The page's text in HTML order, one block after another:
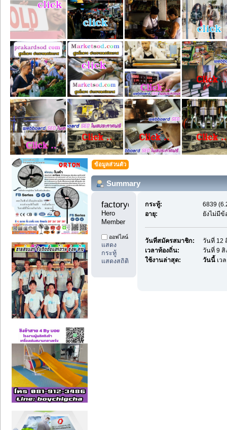
ข้อมูลส่วนตัว
Summary
factoryday1
Hero
Member
ออฟไลน์
แสดง
กระทู้
แสดงสถิติ
กระทู้:
6839
อายุ:
ยังไม่มีข้
วันที่สมัครสมาชิก:
วันที่ 12
เวลาท้องถิ่น:
วันที่ 9 สิ
ใช้งานล่าสุด:
วันนี้เวล